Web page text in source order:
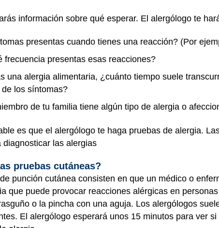
información sobre qué esperar. El alergólogo te
presentas cuando tienes una reacción? (Por
frecuencia presentas esas reacciones?
una alergia alimentaria, ¿cuánto tiempo suele
los síntomas?
de tu familia tiene algún tipo de alergia o
es que el alergólogo te haga pruebas de alergia.
diagnosticar las alergias
pruebas cutáneas?
punción cutánea consisten en que un médico o
que puede provocar reacciones alérgicas en
o la pincha con una aguja. Los alergólogos
El alergólogo esperará unos 15 minutos para ver